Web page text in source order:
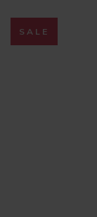
SALE